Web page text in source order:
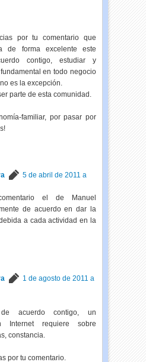
por tu comentario que
de forma excelente este
contigo, estudiar y
en todo negocio
es la excepción.
parte de esta comunidad.
familiar, por pasar por
5 de abril de 2011 a
el de Manuel
de acuerdo en dar la
a cada actividad en la
1 de agosto de 2011 a
de acuerdo contigo, un
Internet requiere sobre
constancia.
por tu comentario.